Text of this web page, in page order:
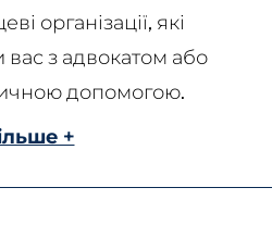
організації, які
вас з адвокатом або
допомогою.
+